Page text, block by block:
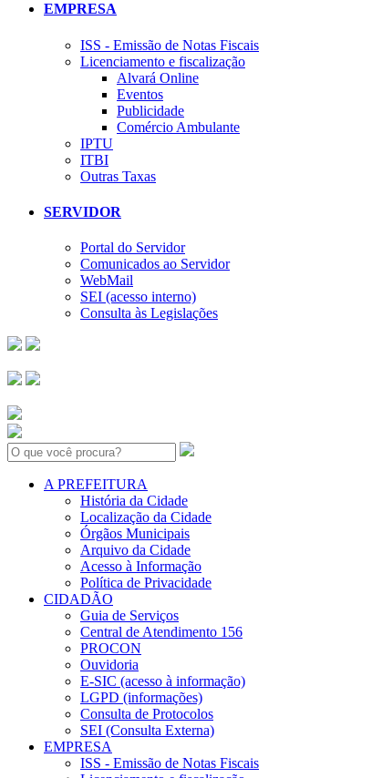
EMPRESA
ISS - Emissão de Notas Fiscais
Licenciamento e fiscalização
Alvará Online
Eventos
Publicidade
Comércio Ambulante
IPTU
ITBI
Outras Taxas
SERVIDOR
Portal do Servidor
Comunicados ao Servidor
WebMail
SEI (acesso interno)
Consulta às Legislações
Search:
A PREFEITURA
História da Cidade
Localização da Cidade
Órgãos Municipais
Arquivo da Cidade
Acesso à Informação
Política de Privacidade
CIDADÃO
Guia de Serviços
Central de Atendimento 156
PROCON
Ouvidoria
E-SIC (acesso à informação)
LGPD (informações)
Consulta de Protocolos
SEI (Consulta Externa)
EMPRESA
ISS - Emissão de Notas Fiscais